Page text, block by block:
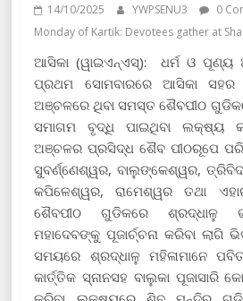
14/10/2025 YWPSENU3 0
Monday of Kartik: Devotees gather at
ଆସିକା (ୱାଇଏନ୍‍ଏସ୍‍): ଧର୍ମ ଓ ପୂଣ୍ୟ
ପ୍ରଥମ ସୋମବାରରେ ଆସିକା ସହର
ଅଞ୍ଚଳରେ ଥିବା ସମସ୍ତ ଶୈବପୀଠ
ସମାଗମ ବୃଦ୍ଧି ପାଇଥିବା ଲକ୍ଷ୍ୟ
ଅଞ୍ଚଳର ପ୍ରସିଦ୍ଧ ଶୈବ ପୀଠରୂପେ
ସୁବର୍ଣ୍ଣେଶ୍ୱର, ବାଲୁଙ୍କେଶ୍ୱର,
କପିଳେଶ୍ୱର, ରାମେଶ୍ୱର ତଥା
ଶୈବପୀଠ ଗୁଡିକରେ ଶ୍ରଦ୍ଧାଳୁ
ମହାଦେବଙ୍କୁ ପୂଜାର୍ଚ୍ଚନା କରିବା
ସମୟରେ ଶ୍ରଦ୍ଧାଳୁ ମହିଳାମାନେ
କାର୍ତ୍ତିକ ସ୍ନାନସହ ବାଲୁକା ପୂଜାସାରି